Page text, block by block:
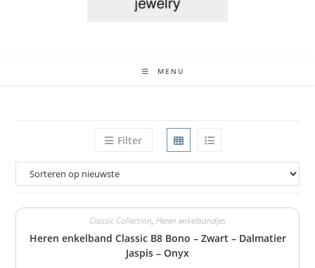
MENU
Filter
Classic Collection, Heren enkelbandjes
Heren enkelband Classic B8 Bono – Zwart – Dalmatier
Jaspis – Onyx